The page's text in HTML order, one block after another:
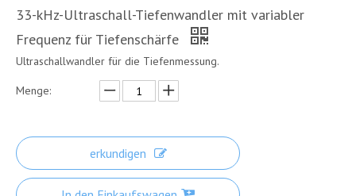
33-kHz-Ultraschall-Tiefenwandler mit variabler
Frequenz für Tiefenschärfe
Ultraschallwandler für die Tiefenmessung.
Menge:
erkundigen